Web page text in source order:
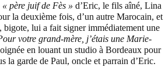
« père juif de Fès » d’Eric, le fils aîné, Lina
la deuxième fois, d’un autre Marocain, et
bigote, lui a fait signer immédiatement une
votre grand-mère, j’étais une Marie-
en louant un studio à Bordeaux pour
la garde de Paul, oncle et parrain d’Eric.